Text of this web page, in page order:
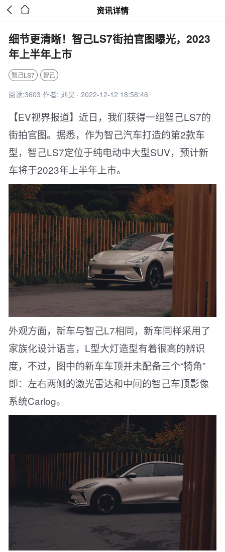
  资讯详情
细节更清晰！智己LS7街拍官图曝光，2023
年上半年上市
智己LS7 智己
阅读:3603 作者: 刘昊 · 2022-12-12 18:58:46
【EV视界报道】近日，我们获得一组智己LS7的
街拍官图。据悉，作为智己汽车打造的第2款车
型，智己LS7定位于纯电动中大型SUV，预计新
车将于2023年上半年上市。
外观方面，新车与智己L7相同，新车同样采用了
家族化设计语言，L型大灯造型有着很高的辨识
度，不过，图中的新车车顶并未配备三个“犄角”
即：左右两侧的激光雷达和中间的智己车顶影像
系统Carlog。